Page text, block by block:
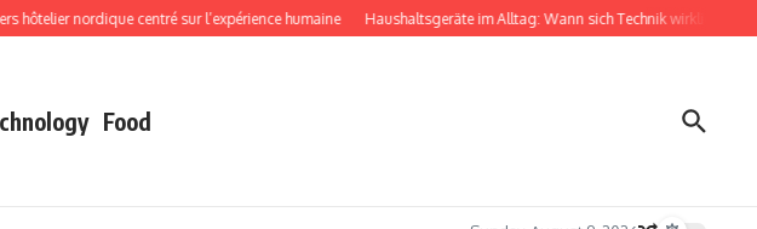
nordique centré sur l’expérience humaine Haushaltsgeräte im Alltag: Wann sich Technik wirklich
Food